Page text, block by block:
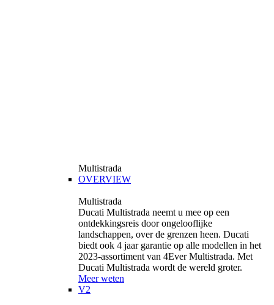
Multistrada
OVERVIEW
Multistrada
Ducati Multistrada neemt u mee op een
ontdekkingsreis door ongelooflijke
landschappen, over de grenzen heen. Ducati
biedt ook 4 jaar garantie op alle modellen in het
2023-assortiment van 4Ever Multistrada. Met
Ducati Multistrada wordt de wereld groter.
Meer weten
V2